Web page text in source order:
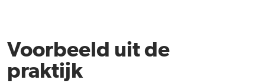
Voorbeeld uit de
praktijk